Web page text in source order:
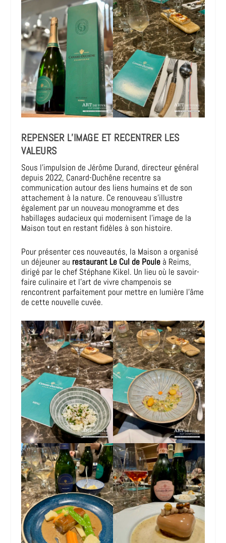
REPENSER L’IMAGE ET RECENTRER LES
VALEURS
Sous l’impulsion de Jérôme Durand, directeur général
depuis 2022, Canard-Duchêne recentre sa
communication autour des liens humains et de son
attachement à la nature. Ce renouveau s’illustre
également par un nouveau monogramme et des
habillages audacieux qui modernisent l’image de la
Maison tout en restant fidèles à son histoire.
Pour présenter ces nouveautés, la Maison a organisé
un déjeuner au restaurant Le Cul de Poule à Reims,
dirigé par le chef Stéphane Kikel. Un lieu où le savoir-
faire culinaire et l’art de vivre champenois se
rencontrent parfaitement pour mettre en lumière l’âme
de cette nouvelle cuvée.